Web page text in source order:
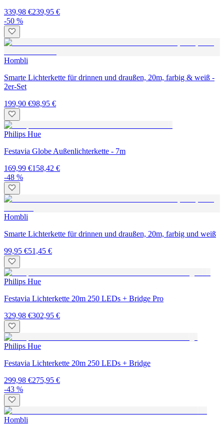
339,98 €239,95 €
-50 %
Hombli
Smarte Lichterkette für drinnen und draußen, 20m, farbig & weiß -
2er-Set
199,90 €98,95 €
Philips Hue
Festavia Globe Außenlichterkette - 7m
169,99 €158,42 €
-48 %
Hombli
Smarte Lichterkette für drinnen und draußen, 20m, farbig und weiß
99,95 €51,45 €
Philips Hue
Festavia Lichterkette 20m 250 LEDs + Bridge Pro
329,98 €302,95 €
Philips Hue
Festavia Lichterkette 20m 250 LEDs + Bridge
299,98 €275,95 €
-43 %
Hombli